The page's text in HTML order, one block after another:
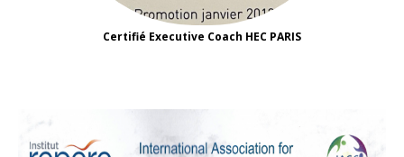
Certifié Executive Coach HEC PARIS